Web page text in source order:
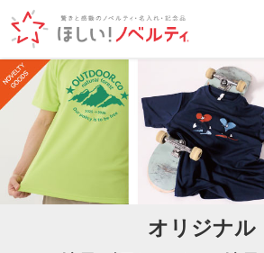
TOP オリジナルウェア・アパレル オリジナルドラ
オリジナル